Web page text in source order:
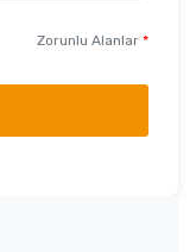
Zorunlu Alanlar *